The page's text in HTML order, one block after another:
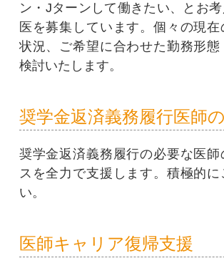
ン・Jターンして働きたい、とお
医を募集しています。個々の現在
状況、ご希望に合わせた勤務形態
検討いたします。
奨学金返済義務履行医師
奨学金返済義務履行の必要な医
スを全力で支援します。積極的に
い。
医師キャリア復帰支援